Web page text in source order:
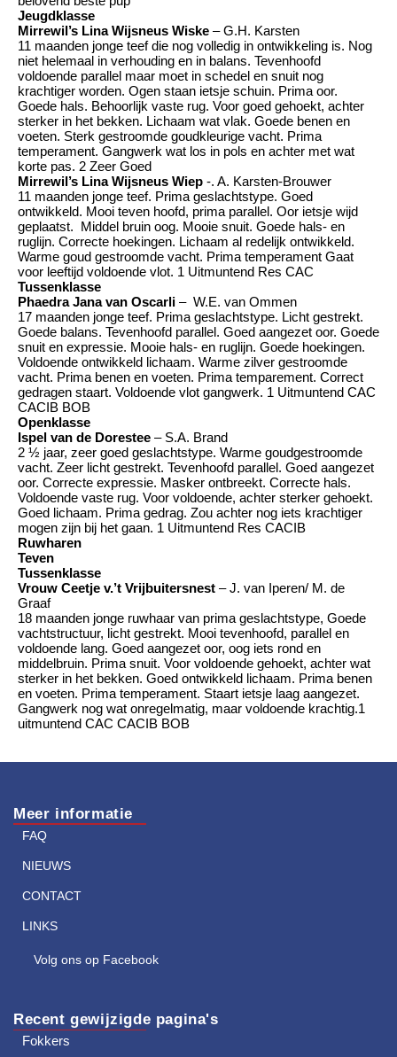
Jeugdklasse
Mirrewil’s Lina Wijsneus Wiske – G.H. Karsten
11 maanden jonge teef die nog volledig in ontwikkeling is. Nog
niet helemaal in verhouding en in balans. Tevenhoofd
voldoende parallel maar moet in schedel en snuit nog
krachtiger worden. Ogen staan ietsje schuin. Prima oor.
Goede hals. Behoorlijk vaste rug. Voor goed gehoekt, achter
sterker in het bekken. Lichaam wat vlak. Goede benen en
voeten. Sterk gestroomde goudkleurige vacht. Prima
temperament. Gangwerk wat los in pols en achter met wat
korte pas. 2 Zeer Goed
Mirrewil’s Lina Wijsneus Wiep -. A. Karsten-Brouwer
11 maanden jonge teef. Prima geslachtstype. Goed
ontwikkeld. Mooi teven hoofd, prima parallel. Oor ietsje wijd
geplaatst. Middel bruin oog. Mooie snuit. Goede hals- en
ruglijn. Correcte hoekingen. Lichaam al redelijk ontwikkeld.
Warme goud gestroomde vacht. Prima temperament Gaat
voor leeftijd voldoende vlot. 1 Uitmuntend Res CAC
Tussenklasse
Phaedra Jana van Oscarli – W.E. van Ommen
17 maanden jonge teef. Prima geslachtstype. Licht gestrekt.
Goede balans. Tevenhoofd parallel. Goed aangezet oor. Goede
snuit en expressie. Mooie hals- en ruglijn. Goede hoekingen.
Voldoende ontwikkeld lichaam. Warme zilver gestroomde
vacht. Prima benen en voeten. Prima temparement. Correct
gedragen staart. Voldoende vlot gangwerk. 1 Uitmuntend CAC
CACIB BOB
Openklasse
Ispel van de Dorestee – S.A. Brand
2 ½ jaar, zeer goed geslachtstype. Warme goudgestroomde
vacht. Zeer licht gestrekt. Tevenhoofd parallel. Goed aangezet
oor. Correcte expressie. Masker ontbreekt. Correcte hals.
Voldoende vaste rug. Voor voldoende, achter sterker gehoekt.
Goed lichaam. Prima gedrag. Zou achter nog iets krachtiger
mogen zijn bij het gaan. 1 Uitmuntend Res CACIB
Ruwharen
Teven
Tussenklasse
Vrouw Ceetje v.’t Vrijbuitersnest – J. van Iperen/ M. de
Graaf
18 maanden jonge ruwhaar van prima geslachtstype, Goede
vachtstructuur, licht gestrekt. Mooi tevenhoofd, parallel en
voldoende lang. Goed aangezet oor, oog iets rond en
middelbruin. Prima snuit. Voor voldoende gehoekt, achter wat
sterker in het bekken. Goed ontwikkeld lichaam. Prima benen
en voeten. Prima temperament. Staart ietsje laag aangezet.
Gangwerk nog wat onregelmatig, maar voldoende krachtig.1
uitmuntend CAC CACIB BOB
Meer informatie
FAQ
NIEUWS
CONTACT
LINKS
Volg ons op Facebook
Recent gewijzigde pagina's
Fokkers